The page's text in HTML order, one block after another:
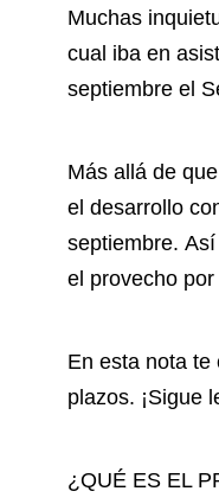
Muchas
cual iba en
septiembre el
Más allá de
el desarrollo
septiembre.
el provecho
En esta nota te
plazos. ¡Sigue
¿QUÉ ES EL